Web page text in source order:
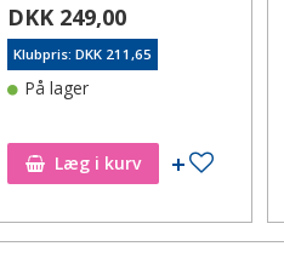
DKK 249,00
Klubpris: DKK 211,65
På lager
Læg i kurv Tilføj til